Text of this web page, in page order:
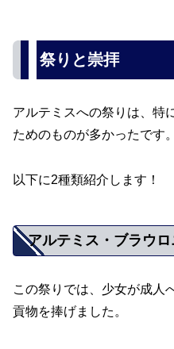
祭りと崇拝
アルテミスへの祭りは、特
ためのものが多かったです。
以下に2種類紹介します！
アルテミス・ブラウ
この祭りでは、少女が成人
貢物を捧げました。